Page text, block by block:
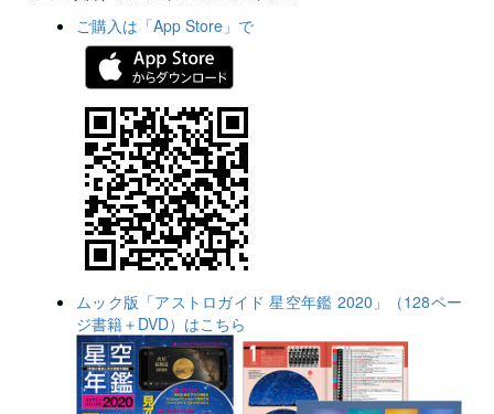
ご購入は「App Store」で
ムック版「アストロガイド 星空年鑑 2020」（128ペー
ジ書籍＋DVD）はこちら